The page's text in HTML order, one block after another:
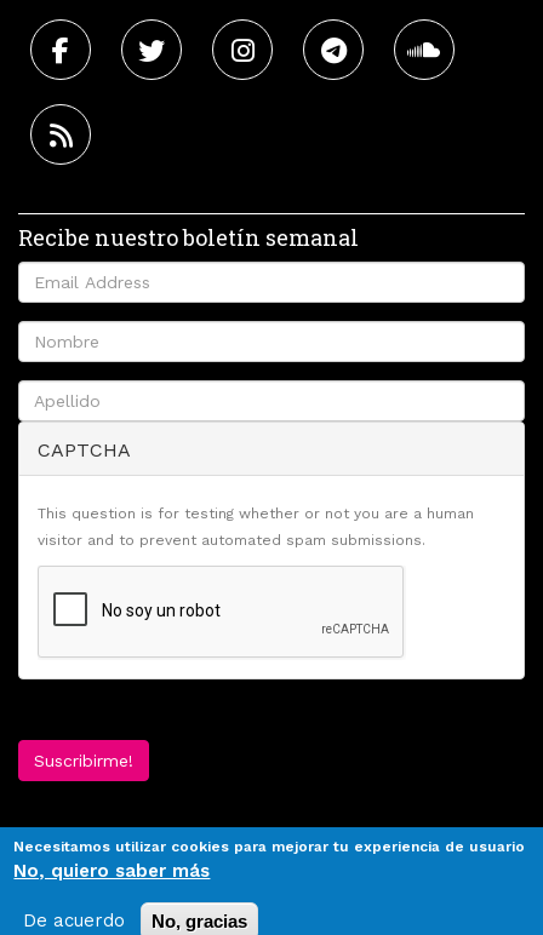
Recibe nuestro boletín semanal
CAPTCHA
This question is for testing whether or not you are a human
visitor and to prevent automated spam submissions.
Suscribirme!
Necesitamos utilizar cookies para mejorar tu experiencia de usuario
No, quiero saber más
De acuerdo No, gracias